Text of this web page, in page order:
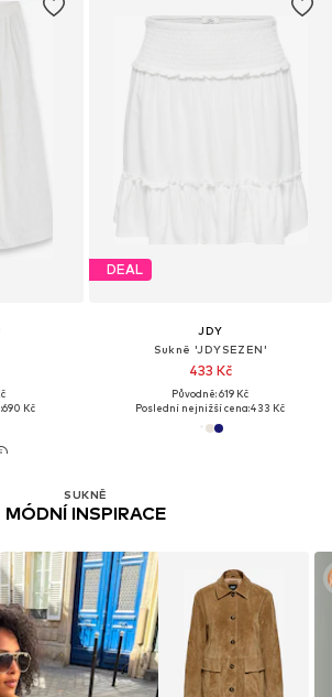
690 Kč
DEAL
JDY
Sukně 'JDYSEZEN'
433 Kč
Původně: 619 Kč
Poslední nejnižší cena:433 Kč
SUKNĚ
MÓDNÍ INSPIRACE